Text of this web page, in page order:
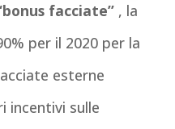
facciate”, la
per il 2020 per la
esterne
incentivi sulle